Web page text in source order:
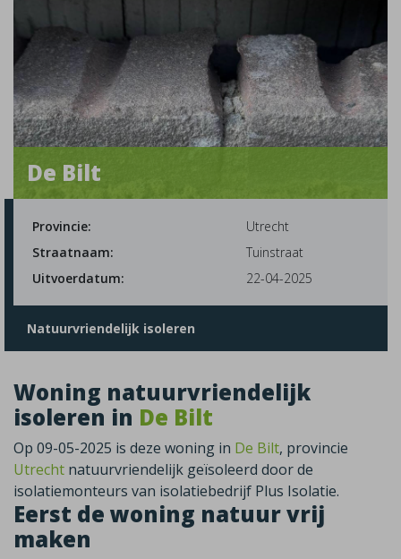
De Bilt
Provincie:
Utrecht
Straatnaam:
Tuinstraat
Uitvoerdatum:
22-04-2025
Natuurvriendelijk isoleren
Woning natuurvriendelijk
isoleren in De Bilt
Op 09-05-2025 is deze woning in De Bilt, provincie
Utrecht natuurvriendelijk geïsoleerd door de
isolatiemonteurs van isolatiebedrijf Plus Isolatie.
Eerst de woning natuur vrij
maken